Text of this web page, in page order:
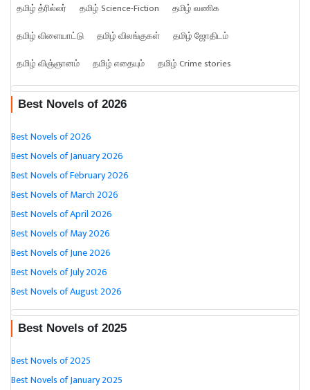
தமிழ் த்ரில்லர்
தமிழ் Science-Fiction
தமிழ் வணிக
தமிழ் விளையாட்டு
தமிழ் விலங்குகள்
தமிழ் ஜோதிடம்
தமிழ் விஞ்ஞானம்
தமிழ் எதையும் தமிழ் Crime stories
Best Novels of 2026
Best Novels of 2026
Best Novels of January 2026
Best Novels of February 2026
Best Novels of March 2026
Best Novels of April 2026
Best Novels of May 2026
Best Novels of June 2026
Best Novels of July 2026
Best Novels of August 2026
Best Novels of 2025
Best Novels of 2025
Best Novels of January 2025